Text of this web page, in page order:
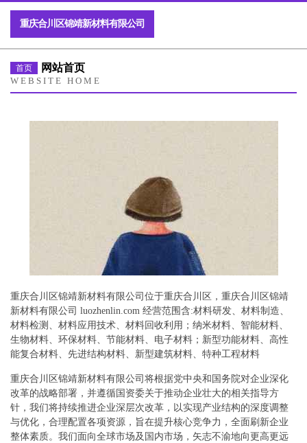
重庆合川区锦靖新材料有限公司
首页 网站首页
WEBSITE HOME
重庆合川区锦靖新材料有限公司位于重庆合川区，重庆合川区锦靖
新材料有限公司 luozhenlin.com 经营范围含:材料研发、材料制造、
材料检测、材料应用技术、材料回收利用；纳米材料、智能材料、
生物材料、环保材料、节能材料、电子材料；新型功能材料、高性
能复合材料、先进结构材料、新型建筑材料、特种工程材料
重庆合川区锦靖新材料有限公司将根据党中央和国务院对企业深化
改革的战略部署，并遵循国资委关于推动企业壮大的相关指导方
针，我们将持续推进企业深层次改革，以实现产业结构的深度调整
与优化，合理配置各项资源，旨在提升核心竞争力，全面刷新企业
整体素质。我们面向全球市场及国内市场，矢志不渝地向更高更远